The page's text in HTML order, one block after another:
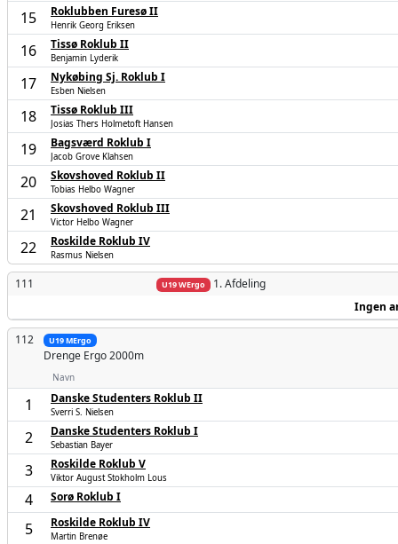
15 Roklubben Furesø II
Henrik Georg Eriksen
16 Tissø Roklub II
Benjamin Lyderik
17 Nykøbing Sj. Roklub I
Esben Nielsen
18 Tissø Roklub III
Josias Thers Holmetoft Hansen
19 Bagsværd Roklub I
Jacob Grove Klahsen
20 Skovshoved Roklub II
Tobias Helbo Wagner
21 Skovshoved Roklub III
Victor Helbo Wagner
22 Roskilde Roklub IV
Rasmus Nielsen
111 U19 WErgo 1. Afdeling
Ingen
112 U19 MErgo
Drenge Ergo 2000m
Navn
1 Danske Studenters Roklub II
Sverri S. Nielsen
2 Danske Studenters Roklub I
Sebastian Bayer
3 Roskilde Roklub V
Viktor August Stokholm Lous
4 Sorø Roklub I
5 Roskilde Roklub IV
Martin Brenøe